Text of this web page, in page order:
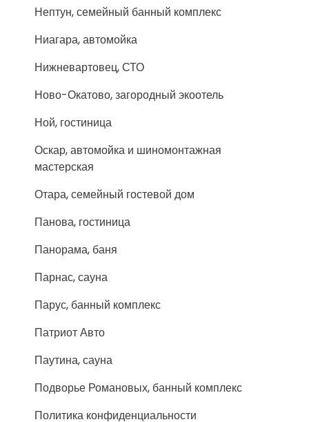
Нептун, семейный банный комплекс
Ниагара, автомойка
Нижневартовец, СТО
Ново-Окатово, загородный экоотель
Ной, гостиница
Оскар, автомойка и шиномонтажная
мастерская
Отара, семейный гостевой дом
Панова, гостиница
Панорама, баня
Парнас, сауна
Парус, банный комплекс
Патриот Авто
Паутина, сауна
Подворье Романовых, банный комплекс
Политика конфиденциальности